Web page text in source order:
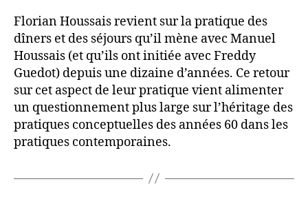
Florian Houssais revient sur la pratique des
dîners et des séjours qu’il mène avec Manuel
Houssais (et qu’ils ont initiée avec Freddy
Guedot) depuis une dizaine d’années. Ce retour
sur cet aspect de leur pratique vient alimenter
un questionnement plus large sur l’héritage des
pratiques conceptuelles des années 60 dans les
pratiques contemporaines.